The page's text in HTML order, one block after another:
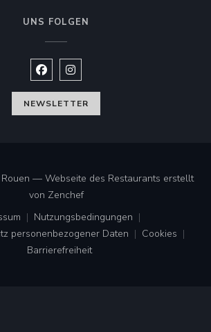
UNS FOLGEN
Facebook ((öffnet ein neues
Instagram ((öffnet ein neues
NEWSLETTER
— Webseite des Restaurants erstellt
von Zenchef((öffnet ein neues Fenster))
((öffnet ein neues Fenster))
Nutzungsbedingungen
((öffnet ein neues Fenster))
personenbezogener Daten
((öffnet ein neues Fenster))
Cookies
((öffnet
Barrierefreiheit
((öffnet ein neues Fenster))